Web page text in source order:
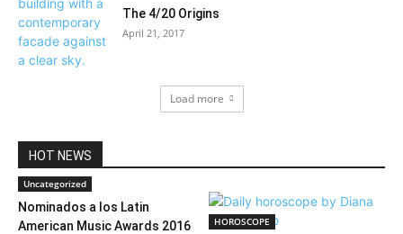
The 4/20 Origins
April 21, 2017
Load more
HOT NEWS
Uncategorized
Nominados a los Latin
American Music Awards 2016
HOROSCOPE